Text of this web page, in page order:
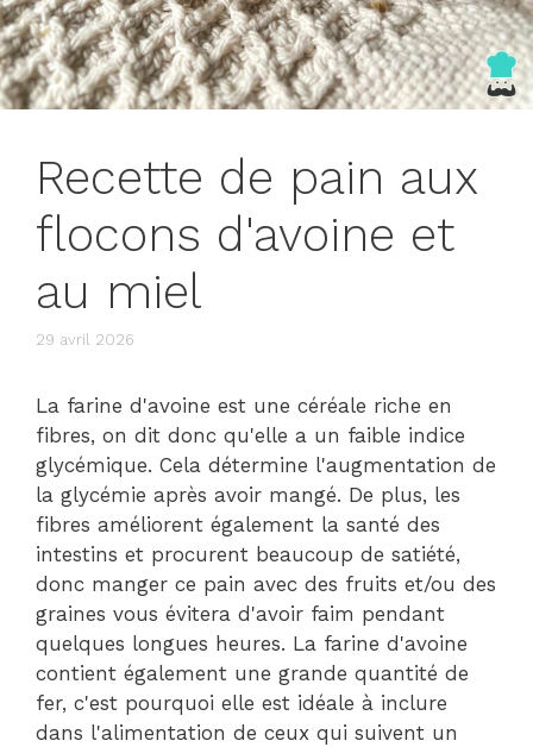
Recette de pain aux
flocons d'avoine et
au miel
29 avril 2026
La farine d'avoine est une céréale riche en
fibres, on dit donc qu'elle a un faible indice
glycémique. Cela détermine l'augmentation de
la glycémie après avoir mangé. De plus, les
fibres améliorent également la santé des
intestins et procurent beaucoup de satiété,
donc manger ce pain avec des fruits et/ou des
graines vous évitera d'avoir faim pendant
quelques longues heures. La farine d'avoine
contient également une grande quantité de
fer, c'est pourquoi elle est idéale à inclure
dans l'alimentation de ceux qui suivent un